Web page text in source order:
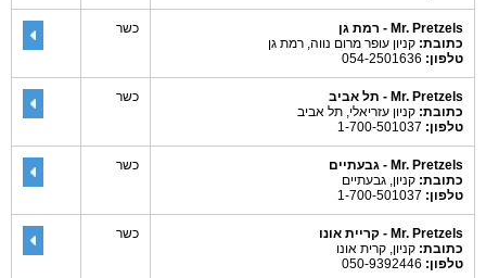
Mr. Pretzels - רמת גן
כתובת: קניון עופר מרום נווה, רמת גן
טלפון:
כשר
Mr. Pretzels - תל אביב
כתובת: קניון עזריאלי, תל אביב
טלפון:
כשר
Mr. Pretzels - גבעתיים
כתובת: קניון, גבעתיים
טלפון:
כשר
Mr. Pretzels - קריית אונו
כתובת: קניון, קרית אונו
טלפון:
כשר